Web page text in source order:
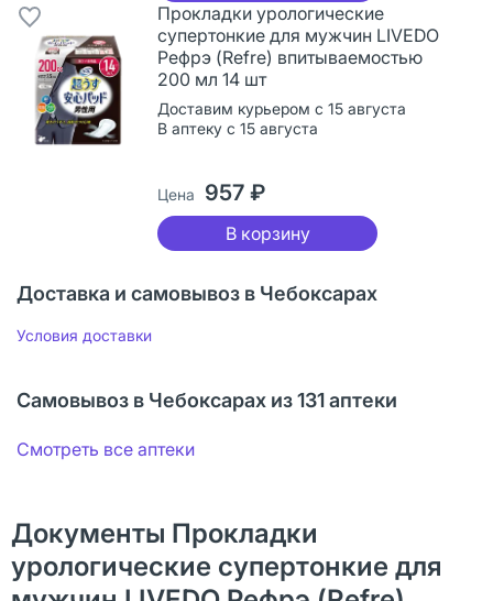
Прокладки урологические
супертонкие для мужчин LIVEDO
Рефрэ (Refre) впитываемостью
200 мл 14 шт
Доставим курьером с 15 августа
В аптеку с 15 августа
Цена 957 ₽
В корзину
Доставка и самовывоз в Чебоксарах
Условия доставки
Самовывоз в Чебоксарах из 131 аптеки
Смотреть все аптеки
Документы Прокладки
урологические супертонкие для